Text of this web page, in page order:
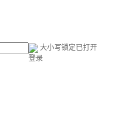
大小写锁定已打开
登录